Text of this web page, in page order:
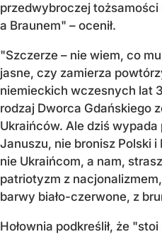
przedwybroczej tożsamości
a Braunem" – ocenił.
"Szczerze – nie wiem, co
jasne, czy zamierza
niemieckich wczesnych lat
rodzaj Dworca Gdańskiego
Ukraińców. Ale dziś
Januszu, nie bronisz Polski i
nie Ukraińcom, a nam,
patriotyzm z
barwy biało-czerwone, z
Hołownia podkreślił, że